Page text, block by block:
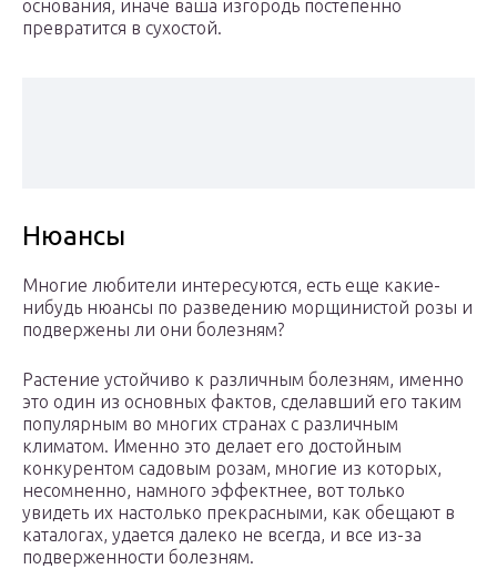
основания, иначе ваша изгородь постепенно
превратится в сухостой.
Нюансы
Многие любители интересуются, есть еще какие-
нибудь нюансы по разведению морщинистой розы и
подвержены ли они болезням?
Растение устойчиво к различным болезням, именно
это один из основных фактов, сделавший его таким
популярным во многих странах с различным
климатом. Именно это делает его достойным
конкурентом садовым розам, многие из которых,
несомненно, намного эффектнее, вот только
увидеть их настолько прекрасными, как обещают в
каталогах, удается далеко не всегда, и все из-за
подверженности болезням.